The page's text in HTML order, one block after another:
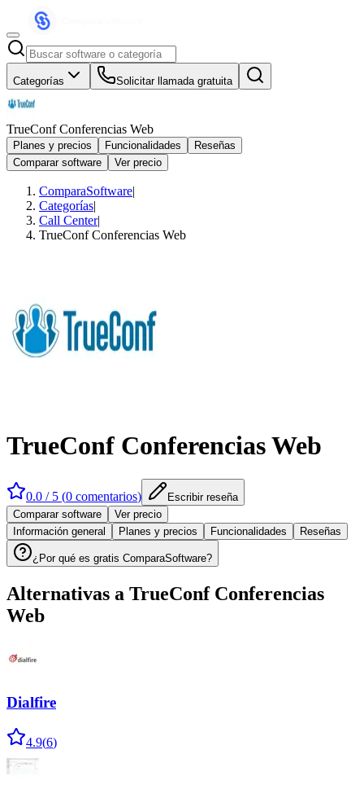
Categorías Solicitar llamada gratuita
TrueConf Conferencias Web
Planes y precios Funcionalidades
Reseñas
Comparar software
Ver precio
ComparaSoftware|
Categorías|
Call Center|
TrueConf Conferencias Web
TrueConf Conferencias Web
0.0 / 5 (0 comentarios)
Escribir reseña
Comparar software
Ver precio
Información general
Planes y precios Funcionalidades Reseñas
¿Por qué es gratis ComparaSoftware?
Alternativas a TrueConf Conferencias
Web
Dialfire
4.9(6)